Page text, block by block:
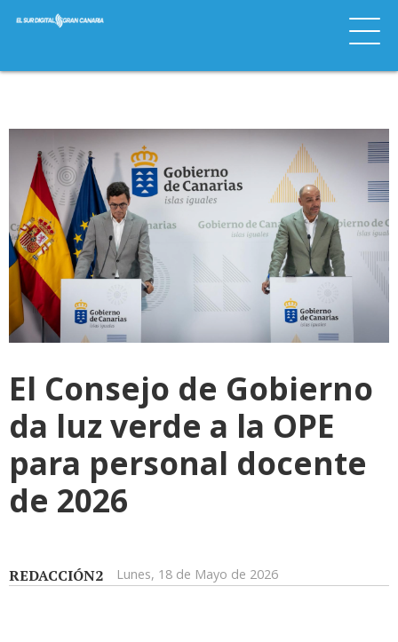
El Consejo de Gobierno
da luz verde a la OPE
para personal docente
de 2026
REDACCIÓN2 Lunes, 18 de Mayo de 2026